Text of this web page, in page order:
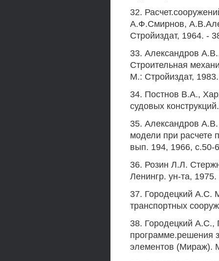
32.
А.Ф.Смирнов,
Стройиздат, 1964. -
33. Александров
Строительная
М.: Стройиздат,
34. Постнов В.А.,
судовых
35. Александров
модели при
вып. 194, 1966, с.50-
36. Розин Л.Л.
Ленингр. ун-та, 1975.
37. Городецкий A.C.
транспортных
38. Городецкий
программе.решения
элементов (Мираж).